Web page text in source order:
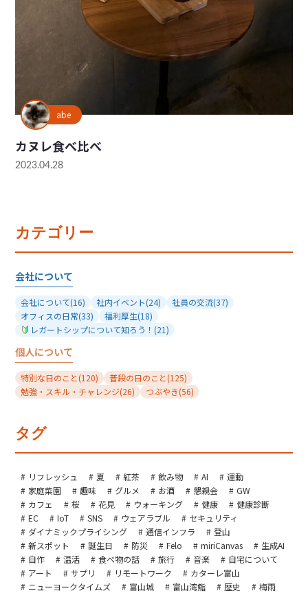
abe
カヌレ食べ比べ
2023.04.28
カテゴリー
会社について
会社について(16) 社内イベント(24) 社員の交流(37)
オフィスの日常(33) 福利厚生(18)
レガートシップについて知ろう！ (21)
個人について
特別な日のこと(120) 普段の日のこと(125)
勉強・スキル・チャレンジ(26) つぶやき(56)
タグ
リフレッシュ 夏 紅茶 飲み物 AI
運動
家庭菜園
趣味 グルメ お酒 懇親会
GW
カフェ
桜 花見 ウォーキング 健康
健康診断
EC
IoT SNS ウェアラブル
セキュリティ
ダイナミックプライシング
通信インフラ
登山
新スポット
誕生日 防災 Felo miriCanvas
生成AI
自作
温活 食べ物の話 旅行 音楽
自宅について
アート
サプリ リモートワーク
カターレ富山
ニューヨークタイムズ
富山城 富山湾鮨 歴史
梅雨